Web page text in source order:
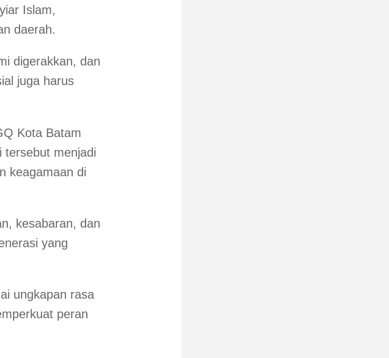
Islam,
daerah.
digerakkan, dan
juga harus
Kota Batam
tersebut menjadi
keagamaan di
kesabaran, dan
yang
ungkapan rasa
peran